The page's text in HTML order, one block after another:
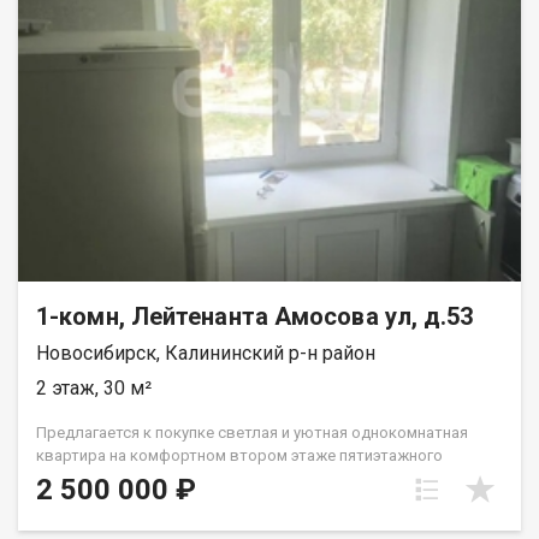
1-комн, Лейтенанта Амосова ул, д.53
Новосибирск, Калининский р-н район
2 этаж, 30 м²
Предлагается к покупке светлая и уютная однокомнатная
квартира на комфортном втором этаже пятиэтажного
кирпичного дома 1964 года постройки. Это надежное жилье,
проверенное временем, которое не потребует от вас
2 500 000 ₽